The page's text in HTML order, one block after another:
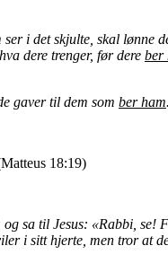
ser i det skjulte, skal lønne
dere trenger, før dere ber
gaver til dem som ber ham.
18:19)
sa til Jesus: «Rabbi, se!
i sitt hjerte, men tror at